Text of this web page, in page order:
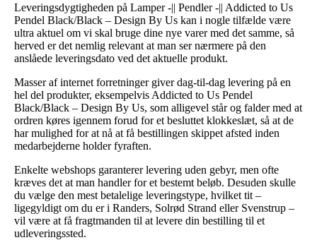
Leveringsdygtigheden på Lamper -|| Pendler -|| Addicted to Us
Pendel Black/Black – Design By Us kan i nogle tilfælde være
ultra aktuel om vi skal bruge dine nye varer med det samme, så
herved er det nemlig relevant at man ser nærmere på den
anslåede leveringsdato ved det aktuelle produkt.
Masser af internet forretninger giver dag-til-dag levering på en
hel del produkter, eksempelvis Addicted to Us Pendel
Black/Black – Design By Us, som alligevel står og falder med at
ordren køres igennem forud for et besluttet klokkeslæt, så at de
har mulighed for at nå at få bestillingen skippet afsted inden
medarbejderne holder fyraften.
Enkelte webshops garanterer levering uden gebyr, men ofte
kræves det at man handler for et bestemt beløb. Desuden skulle
du vælge den mest betalelige leveringstype, hvilket tit –
ligegyldigt om du er i Randers, Solrød Strand eller Svenstrup –
vil være at få fragtmanden til at levere din bestilling til et
udleveringssted.